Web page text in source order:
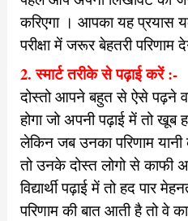
करिएगा । आपका यह प्रयास
परीक्षा में जरूर बेहतरी परिणाम
2. स्मार्ट तरीके से पढ़ाई करें :-
दोस्तो आपने बहुत से ऐसे पढ़ने वाले
होगा जो अपनी पढ़ाई में तो
लेकिन जब उनका परिणाम
तो उनके दोस्त लोगो से काफी
विद्यार्थी पढ़ाई में तो हद पार
परिणाम की बात आती है तो वे